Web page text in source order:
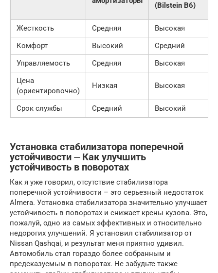
(Bilstein B6)
Жесткость Средняя Высокая
Комфорт
Высокий Средний
Управляемость
Средняя Высокая
Цена
(ориентировочно)
Низкая Высокая
Срок службы Средний Высокий
Установка стабилизатора поперечной
устойчивости ⏤ Как улучшить
устойчивость в поворотах
Как я уже говорил, отсутствие стабилизатора
поперечной устойчивости – это серьезный недостаток
Almera. Установка стабилизатора значительно улучшает
устойчивость в поворотах и снижает крены кузова. Это,
пожалуй, одно из самых эффективных и относительно
недорогих улучшений. Я установил стабилизатор от
Nissan Qashqai, и результат меня приятно удивил.
Автомобиль стал гораздо более собранным и
предсказуемым в поворотах. Не забудьте также